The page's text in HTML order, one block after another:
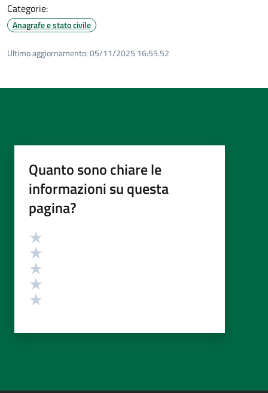
Categorie:
Anagrafe e stato civile
Ultimo aggiornamento:05/11/2025 16:55.52
Quanto sono chiare le
informazioni su questa
pagina?
Valutazione